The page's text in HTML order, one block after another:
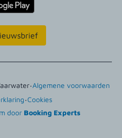
·Algemene voorwaarden
·Cookies
door Booking Experts